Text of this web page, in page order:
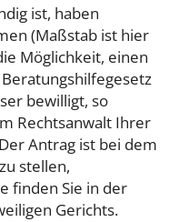
ist, haben
(Maßstab ist hier
Möglichkeit, einen
bewilligt, so
Rechtsanwalt Ihrer
Antrag ist bei dem
stellen,
finden Sie in der
Gerichts.